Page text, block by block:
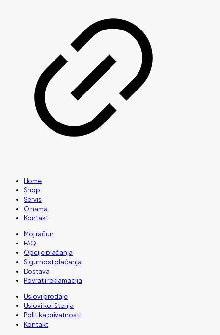
Home
Shop
Servis
O nama
Kontakt
Moj račun
FAQ
Opcije plaćanja
Sigurnost plaćanja
Dostava
Povrat i reklamacija
Uslovi prodaje
Uslovi korištenja
Politika privatnosti
Kontakt